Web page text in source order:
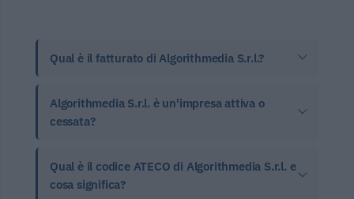
Qual è il fatturato di Algorithmedia S.r.l.?
Algorithmedia S.r.l. è un'impresa attiva o
cessata?
Qual è il codice ATECO di Algorithmedia S.r.l. e
cosa significa?